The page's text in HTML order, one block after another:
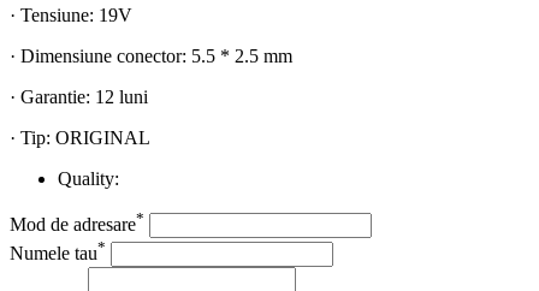
· Tensiune: 19V
· Dimensiune conector: 5.5 * 2.5 mm
· Garantie: 12 luni
· Tip: ORIGINAL
Quality:
Mod de adresare*
Numele tau*